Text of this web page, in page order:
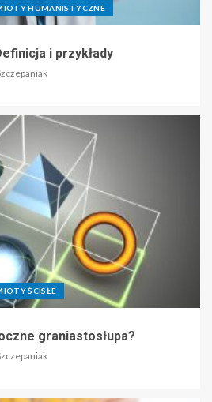
HUMANISTYCZNE
i przykłady
ŚCISŁE
graniastosłupa?